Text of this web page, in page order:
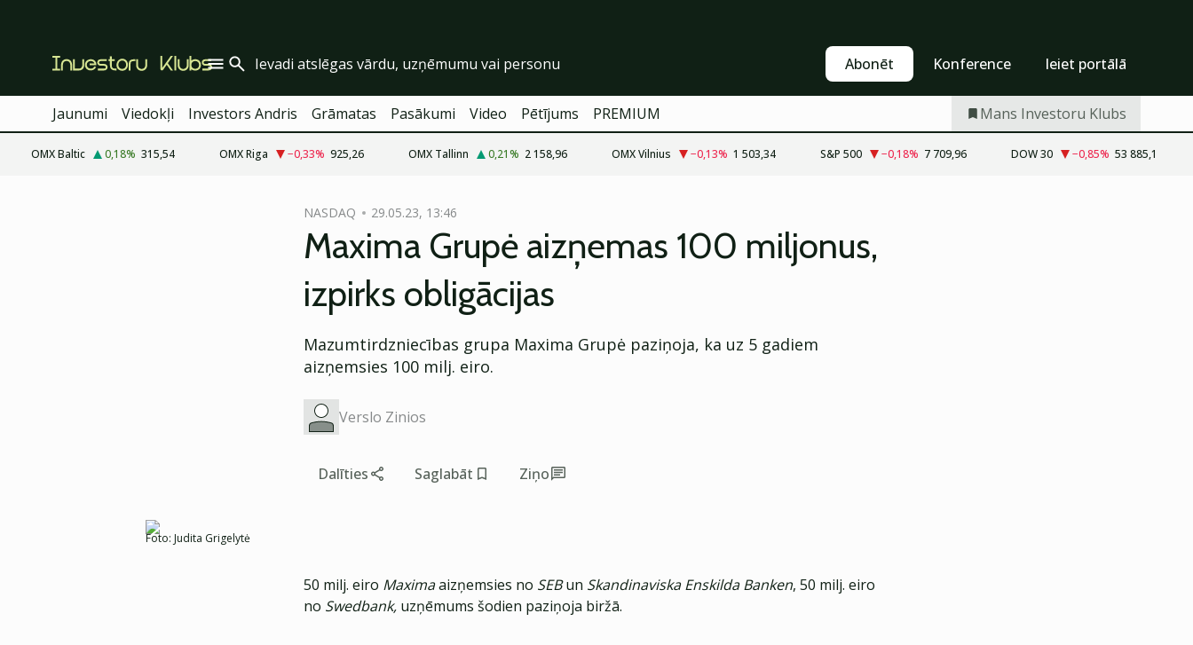
Abonēt Konference Ieiet portālā
Jaunumi Viedokļi Investors Andris Grāmatas Pasākumi Video Pētījums PREMIUM Mans Investoru Klubs
OMX Baltic 0,18% 315,54 OMX Riga −0,33% 925,26 OMX Tallinn 0,21% 2 158,96 OMX Vilnius −0,13% 1 503,34 S&P 500 −0,18% 7 709,96 DOW 30 −0,85% 53 885,1
NASDAQ 29.05.23, 13:46
Maxima Grupė aizņemas 100 miljonus,
izpirks obligācijas
Mazumtirdzniecības grupa Maxima Grupė paziņoja, ka uz 5 gadiem
aizņemsies 100 milj. eiro.
Verslo Zinios
Dalīties Saglabāt Ziņo
Foto: Judita Grigelytė
50 milj. eiro Maximaaizņemsies no SEBun Skandinaviska Enskilda Banken, 50 milj. eiro
no Swedbank, uzņēmums šodien paziņoja biržā.